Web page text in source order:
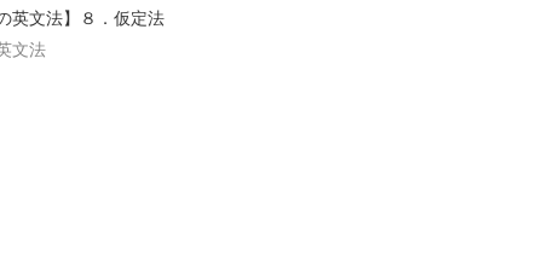
英文法】８．仮定法
文法